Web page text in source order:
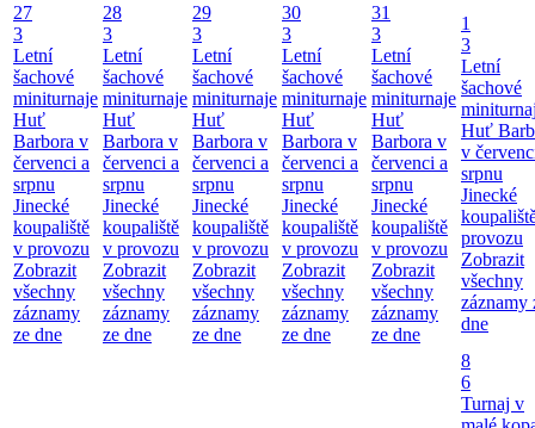
27
3
Letní
šachové
miniturnaje
Huť
Barbora v
červenci a
srpnu
Jinecké
koupaliště
v provozu
Zobrazit
všechny
záznamy
ze dne
28
3
Letní
šachové
miniturnaje
Huť
Barbora v
červenci a
srpnu
Jinecké
koupaliště
v provozu
Zobrazit
všechny
záznamy
ze dne
29
3
Letní
šachové
miniturnaje
Huť
Barbora v
červenci a
srpnu
Jinecké
koupaliště
v provozu
Zobrazit
všechny
záznamy
ze dne
30
3
Letní
šachové
miniturnaje
Huť
Barbora v
červenci a
srpnu
Jinecké
koupaliště
v provozu
Zobrazit
všechny
záznamy
ze dne
31
3
Letní
šachové
miniturnaje
Huť
Barbora v
červenci a
srpnu
Jinecké
koupaliště
v provozu
Zobrazit
všechny
záznamy
ze dne
1
3
Letní
šachové
Huť
v
srpnu
Jinecké
provozu
Zobrazit
všechny
záznamy
dne
8
6
Turnaj v